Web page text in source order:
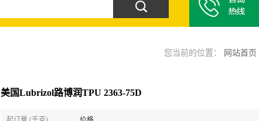
您当前的位置： 网站首页
美国Lubrizol路博润TPU 2363-75D